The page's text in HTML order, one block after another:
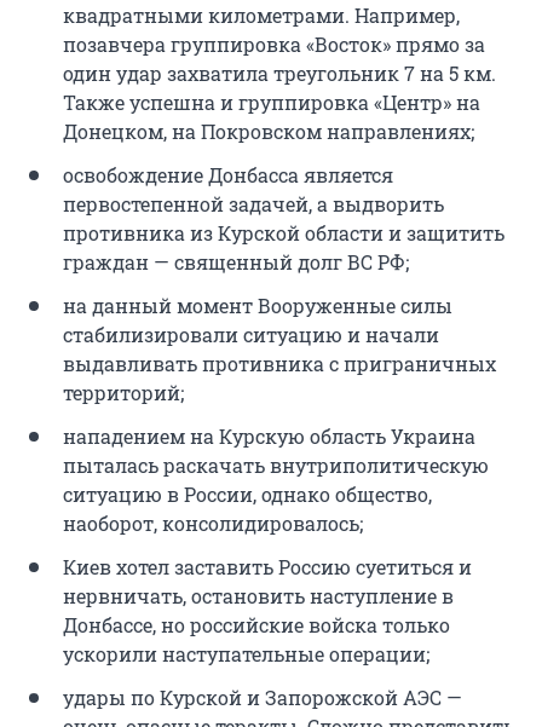
квадратными километрами. Например,
позавчера группировка «Восток» прямо за
один удар захватила треугольник 7 на 5 км.
Также успешна и группировка «Центр» на
Донецком, на Покровском направлениях;
освобождение Донбасса является
первостепенной задачей, а выдворить
противника из Курской области и защитить
граждан — священный долг ВС РФ;
на данный момент Вооруженные силы
стабилизировали ситуацию и начали
выдавливать противника с приграничных
территорий;
нападением на Курскую область Украина
пыталась раскачать внутриполитическую
ситуацию в России, однако общество,
наоборот, консолидировалось;
Киев хотел заставить Россию суетиться и
нервничать, остановить наступление в
Донбассе, но российские войска только
ускорили наступательные операции;
удары по Курской и Запорожской АЭС —